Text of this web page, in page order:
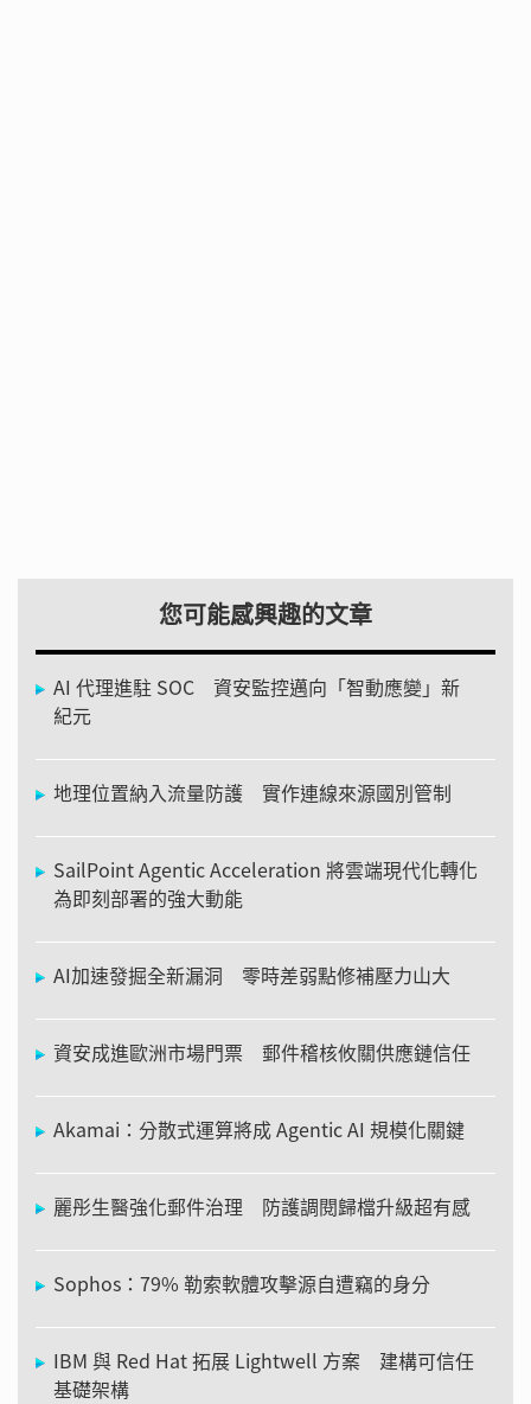
您可能感興趣的文章
AI 代理進駐 SOC 資安監控邁向「智動應變」新
紀元
地理位置納入流量防護 實作連線來源國別管制
SailPoint Agentic Acceleration 將雲端現代化轉化
為即刻部署的強大動能
AI加速發掘全新漏洞 零時差弱點修補壓力山大
資安成進歐洲市場門票 郵件稽核攸關供應鏈信任
Akamai：分散式運算將成 Agentic AI 規模化關鍵
麗彤生醫強化郵件治理 防護調閱歸檔升級超有感
Sophos：79% 勒索軟體攻擊源自遭竊的身分
IBM 與 Red Hat 拓展 Lightwell 方案 建構可信任
基礎架構